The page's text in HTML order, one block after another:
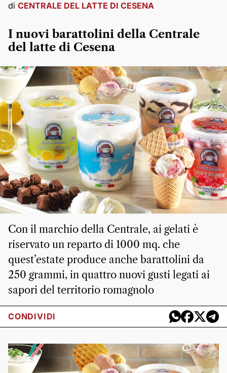
di CENTRALE DEL LATTE DI CESENA
I nuovi barattolini della Centrale
del latte di Cesena
Con il marchio della Centrale, ai gelati è
riservato un reparto di 1000 mq. che
quest’estate produce anche barattolini da
250 grammi, in quattro nuovi gusti legati ai
sapori del territorio romagnolo
CONDIVIDI